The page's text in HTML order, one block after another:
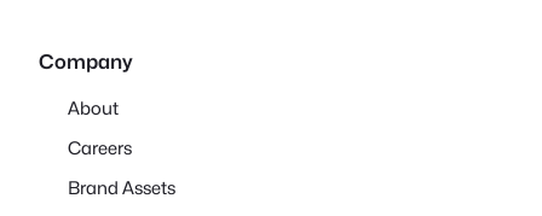
Company
About
Careers
Brand Assets